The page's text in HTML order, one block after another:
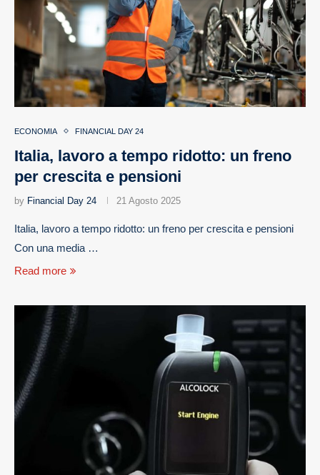
ECONOMIA FINANCIAL DAY 24
Italia, lavoro a tempo ridotto: un freno
per crescita e pensioni
by Financial Day 24 21 Agosto 2025
Italia, lavoro a tempo ridotto: un freno per crescita e pensioni
Con una media …
Read more